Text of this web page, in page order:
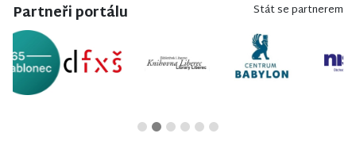
Partneři portálu Stát se partnerem